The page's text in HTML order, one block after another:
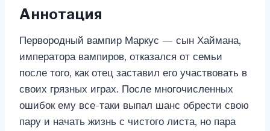
Аннотация
Первородный вампир Маркус — сын Хаймана,
императора вампиров, отказался от семьи
после того, как отец заставил его участвовать в
своих грязных играх. После многочисленных
ошибок ему все-таки выпал шанс обрести свою
пару и начать жизнь с чистого листа, но пара